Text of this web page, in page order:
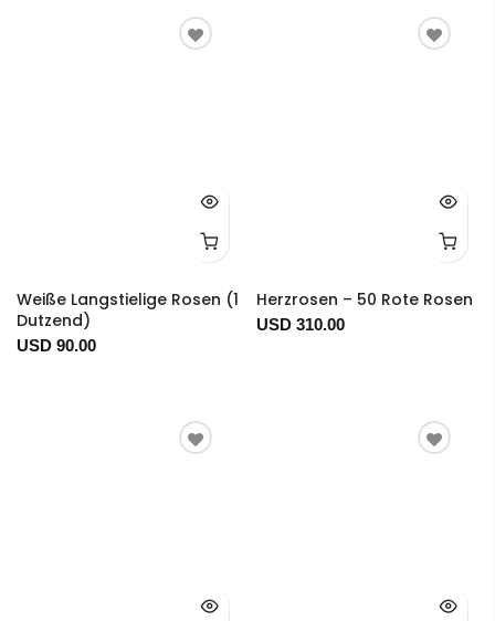
Weiße Langstielige Rosen (1
Dutzend)
USD 90.00
Herzrosen – 50 Rote Rosen
USD 310.00